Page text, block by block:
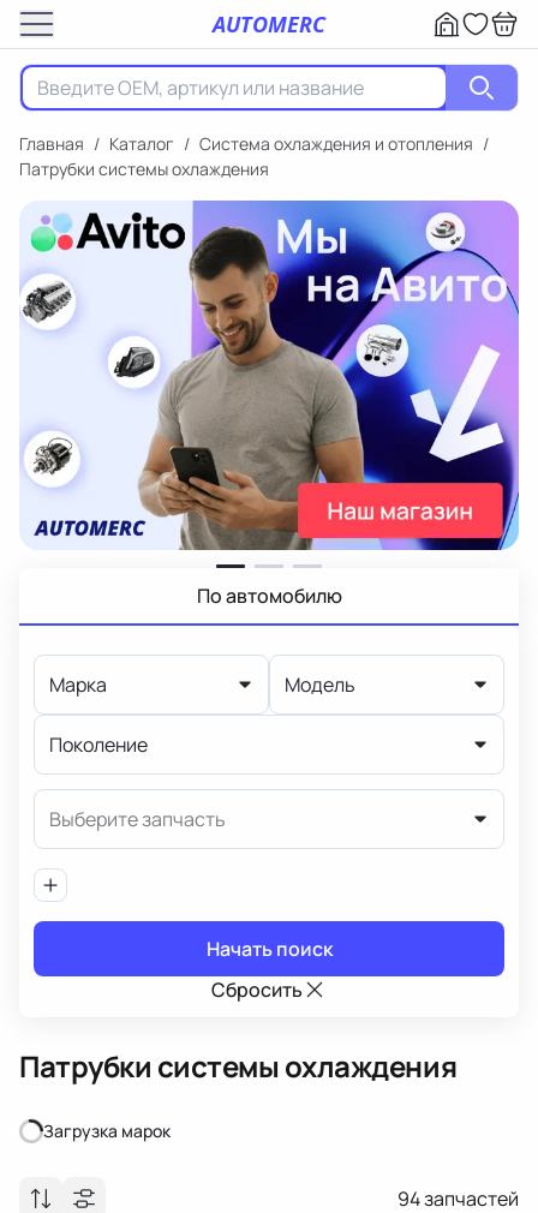
AUTOMERC
Главная / Каталог / Система охлаждения и отопления /
Патрубки системы охлаждения
По автомобилю
Марка Модель
Поколение
Выберите запчасть
Начать поиск
Сбросить
Патрубки системы охлаждения
Загрузка марок
Загрузка марок
94запчастей